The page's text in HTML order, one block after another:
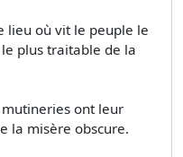
lieu où vit le peuple le
plus traitable de la
mutineries ont leur
la misère obscure.